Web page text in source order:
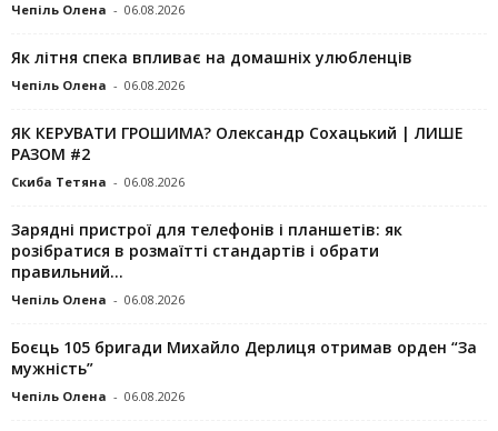
Чепіль Олена - 06.08.2026
Як літня спека впливає на домашніх улюбленців
Чепіль Олена - 06.08.2026
ЯК КЕРУВАТИ ГРОШИМА? Олександр Сохацький | ЛИШЕ
РАЗОМ #2
Скиба Тетяна - 06.08.2026
Зарядні пристрої для телефонів і планшетів: як
розібратися в розмаїтті стандартів і обрати
правильний...
Чепіль Олена - 06.08.2026
Боєць 105 бригади Михайло Дерлиця отримав орден “За
мужність”
Чепіль Олена - 06.08.2026